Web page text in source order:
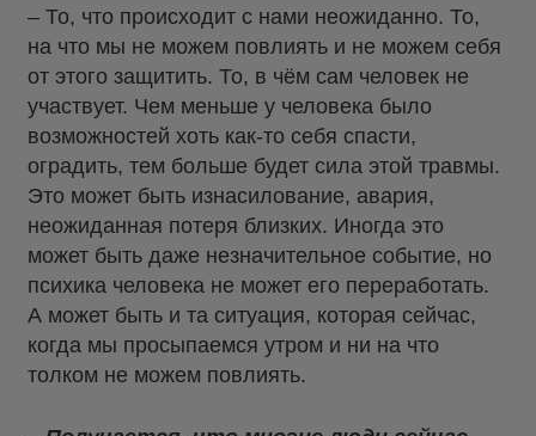
– То, что происходит с нами неожиданно. То,
на что мы не можем повлиять и не можем себя
от этого защитить. То, в чём сам человек не
участвует. Чем меньше у человека было
возможностей хоть как-то себя спасти,
оградить, тем больше будет сила этой травмы.
Это может быть изнасилование, авария,
неожиданная потеря близких. Иногда это
может быть даже незначительное событие, но
психика человека не может его переработать.
А может быть и та ситуация, которая сейчас,
когда мы просыпаемся утром и ни на что
толком не можем повлиять.